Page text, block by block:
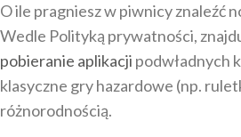
O ile pragniesz w piwnicy znaleźć
Wedle Polityką prywatności,
pobieranie aplikacji podwładnych
klasyczne gry hazardowe (np.
różnorodnością.